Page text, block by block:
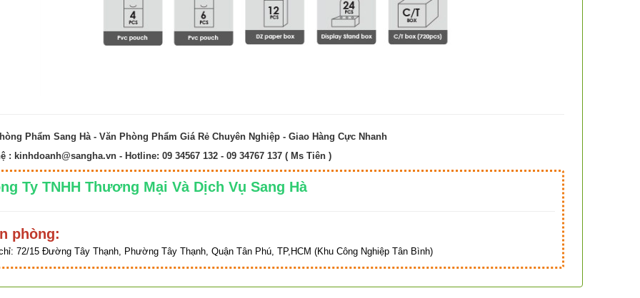
Phẩm Sang Hà - Văn Phòng Phẩm Giá Rẻ Chuyên Nghiệp - Giao Hàng Cực Nhanh
: kinhdoanh@sangha.vn- Hotline: 09 34567 132 - 09 34767 137 ( Ms Tiên )
Ty TNHH Thương Mại Và Dịch Vụ Sang Hà
phòng:
72/15 Đường Tây Thạnh, Phường Tây Thạnh, Quận Tân Phú, TP,HCM (Khu Công Nghiệp Tân Bình)